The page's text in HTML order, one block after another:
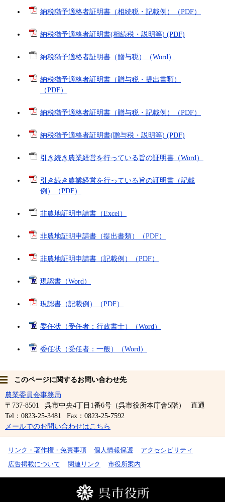
納税猶予適格者証明書（相続税・記載例）（PDF）
納税猶予適格者証明書(相続税・説明等) (PDF)
納税猶予適格者証明書（贈与税）（Word）
納税猶予適格者証明書（贈与税・提出書類）
（PDF）
納税猶予適格者証明書（贈与税・記載例）（PDF）
納税猶予適格者証明書(贈与税・説明等) (PDF)
引き続き農業経営を行っている旨の証明書（Word）
引き続き農業経営を行っている旨の証明書（記載
例）（PDF）
非農地証明申請書（Excel）
非農地証明申請書（提出書類）（PDF）
非農地証明申請書（記載例）（PDF）
現認書（Word）
現認書（記載例）（PDF）
委任状（受任者：行政書士）（Word）
委任状（受任者：一般）（Word）
このページに関するお問い合わせ先
農業委員会事務局
〒737-8501
呉市中央4丁目1番6号（呉市役所本庁舎5階）
直通
Tel：0823-25-3481
Fax：0823-25-7592
メールでのお問い合わせはこちら
リンク・著作権・免責事項 個人情報保護
アクセシビリティ
広告掲載について
関連リンク 市役所案内